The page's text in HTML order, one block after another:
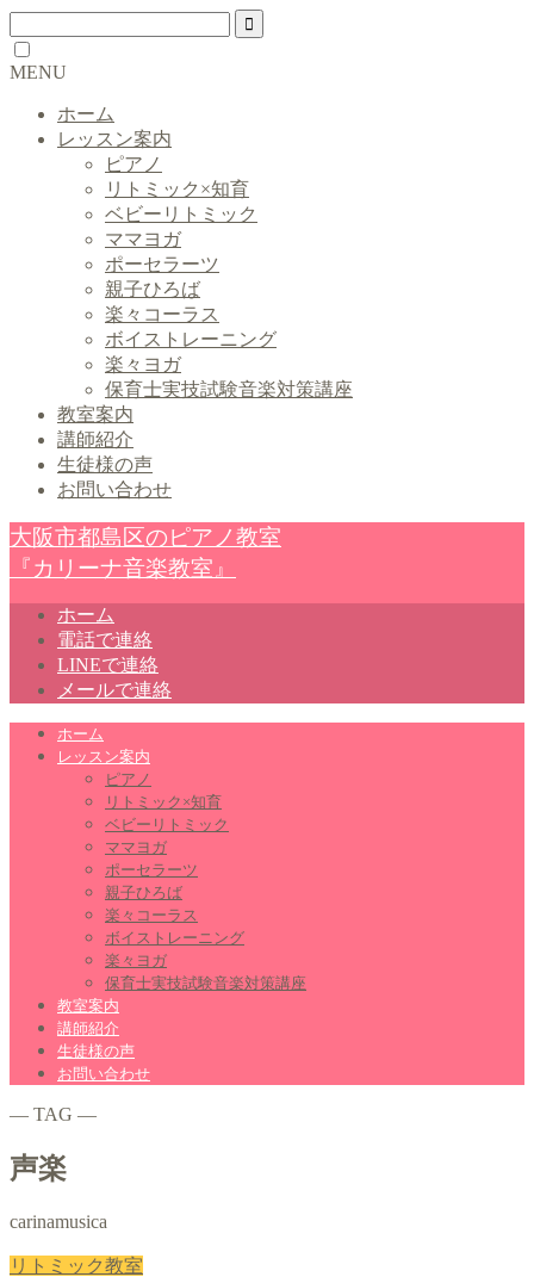
MENU
ホーム
レッスン案内
ピアノ
リトミック×知育
ベビーリトミック
ママヨガ
ポーセラーツ
親子ひろば
楽々コーラス
ボイストレーニング
楽々ヨガ
保育士実技試験音楽対策講座
教室案内
講師紹介
生徒様の声
お問い合わせ
大阪市都島区のピアノ教室
『カリーナ音楽教室』
ホーム
電話で連絡
LINEで連絡
メールで連絡
ホーム
レッスン案内
ピアノ
リトミック×知育
ベビーリトミック
ママヨガ
ポーセラーツ
親子ひろば
楽々コーラス
ボイストレーニング
楽々ヨガ
保育士実技試験音楽対策講座
教室案内
講師紹介
生徒様の声
お問い合わせ
― TAG ―
声楽
carinamusica
リトミック教室